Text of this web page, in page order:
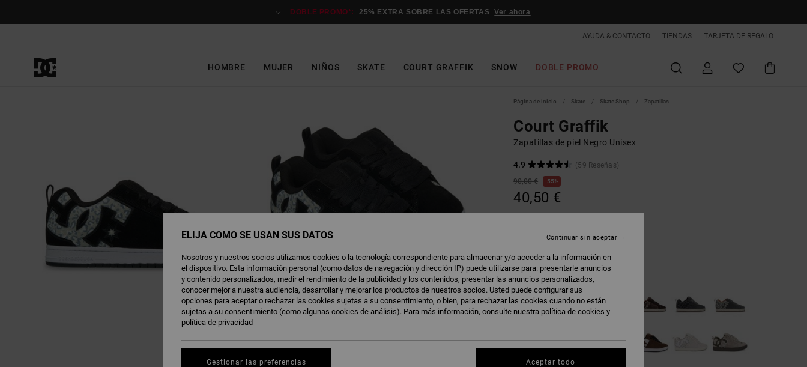
DOBLE PROMO*: 25% EXTRA SOBRE LAS OFERTAS Ver ahora
AYUDA & CONTACTO TIENDAS TARJETA DE REGALO
HOMBRE MUJER NIÑOS SKATE COURT GRAFFIK SNOW DOBLE PROMO
Página de inicio Skate Skate Shop Zapatillas
Court Graffik
Zapatillas de piel Negro Unisex
4.9
(59 Reseñas)
90,00 €
55%
40,50 €
ColorCheetah
ELIJA CÓMO SE USAN SUS DATOS
Nosotros y nuestros socios utilizamos cookies o la tecnología correspondiente para almacenar y/o acceder a la información en
el dispositivo. Esta información personal (como datos de navegación y dirección IP) puede utilizarse para: presentarle anuncios
y contenido personalizados, medir el rendimiento de la publicidad y los contenidos, presentar las anuncios personalizados,
conocer mejor a nuestra audiencia, desarrollar y mejorar los productos de nuestros socios. Usted puede configurar sus
opciones para aceptar o rechazar las cookies sujetas a su consentimiento, o bien, para rechazar las cookies cuando no están
sujetas a su consentimiento (como algunas cookies de análisis). Para más información, consulte nuestra política de cookies y
política de privacidad
Gestionar las preferencias
Continuar sin aceptar
Aceptar todo